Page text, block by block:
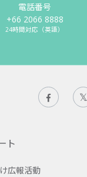
電話番号
+66 2066 8888
24時間対応（英語）
ト
広報活動